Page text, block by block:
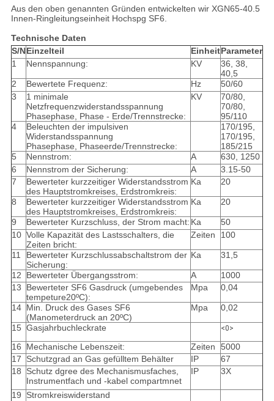
Aus den oben genannten Gründen entwickelten wir XGN65-40.5
Innen-Ringleitungseinheit Hochspg SF6.
Technische Daten
S/NEinzelteil EinheitParameter
1
Nennspannung: KV
36, 38,
40,5
2
Bewertete Frequenz: Hz
50/60
3
1 minimale
Netzfrequenzwiderstandsspannung
Phasephase, Phase - Erde/Trennstrecke:
KV
70/80,
70/80,
95/110
4
Beleuchten der impulsiven
Widerstandsspannung
Phasephase, Phaseerde/Trennstrecke:
170/195,
170/195,
185/215
5
Nennstrom: A
630, 1250
6
Nennstrom der Sicherung: A
3.15-50
7
Bewerteter kurzzeitiger Widerstandsstrom
des Hauptstromkreises, Erdstromkreis:
Ka 20
8
Bewerteter kurzzeitiger Widerstandsstrom
des Hauptstromkreises, Erdstromkreis:
Ka 20
9 Bewerteter Kurzschluss, der Strom macht: Ka
50
10 Volle Kapazität des Lastsschalters, die
Zeiten bricht:
Zeiten 100
11
Bewerteter Kurzschlussabschaltstrom der
Sicherung:
Ka 31,5
12 Bewerteter Übergangsstrom: A
1000
13
Bewerteter SF6 Gasdruck (umgebendes
tempeture20ºC):
Mpa 0,04
14 Min. Druck des Gases SF6
(Manometerdruck an 20ºC)
Mpa 0,02
15 Gasjahrbuchleckrate <0>
16 Mechanische Lebenszeit: Zeiten
5000
17
Schutzgrad an Gas gefülltem Behälter IP
67
18
Schutz dgree des Mechanismusfaches,
Instrumentfach und -kabel compartmnet
IP 3X
19
Stromkreiswiderstand